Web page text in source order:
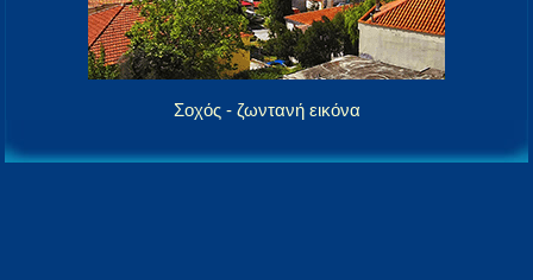
Σοχός - ζωντανή εικόνα